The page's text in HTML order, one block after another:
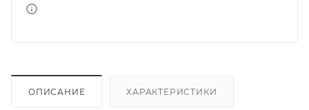
ОПИСАНИЕ ХАРАКТЕРИСТИКИ